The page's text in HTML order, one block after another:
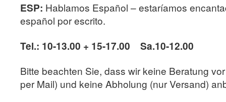
ESP: Hablamos Español – estaríamos
español por escrito.
Tel.: 10-13.00 + 15-17.00 Sa.10-12.00
Bitte beachten Sie, dass wir keine Beratung
per Mail) und keine Abholung (nur Versand)